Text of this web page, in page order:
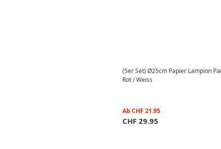
(5er Set) Ø25cm Papier Lampion
Rot / Weiss
Ab CHF 21.95
CHF 29.95